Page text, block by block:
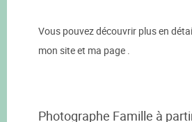
Vous pouvez découvrir plus en
mon site et ma page .
Photographe Famille à